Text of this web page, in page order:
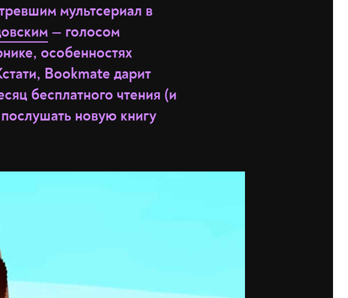
мультсериал в
— голосом
особенностях
Bookmate дарит
бесплатного чтения (и
новую книгу